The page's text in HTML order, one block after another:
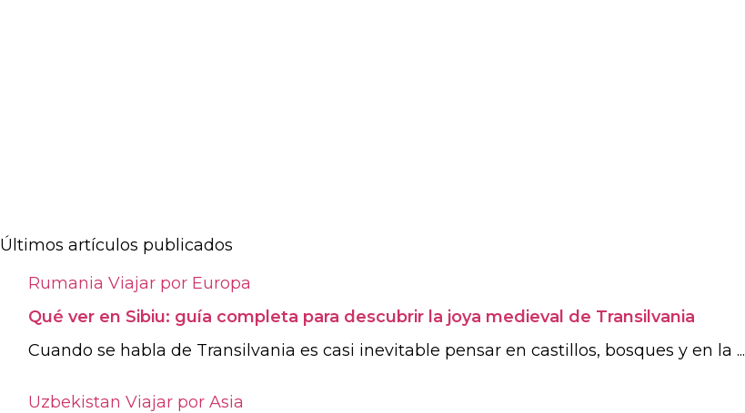
Últimos artículos publicados
Rumania Viajar por Europa
Qué ver en Sibiu: guía completa para descubrir la joya medieval de Transilvania
Cuando se habla de Transilvania es casi inevitable pensar en castillos, bosques y en la ...
Uzbekistan Viajar por Asia